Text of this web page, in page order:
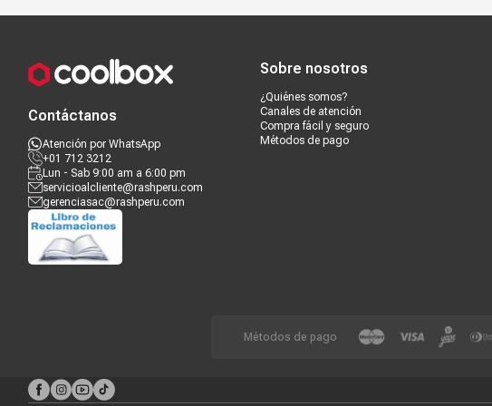
Contáctanos
Atención por WhatsApp
+01 712 3212
Lun - Sab 9:00 am a 6:00 pm
servicioalcliente@rashperu.com
gerenciasac@rashperu.com
Sobre nosotros
¿Quiénes somos?
Canales de atención
Compra fácil y seguro
Métodos de pago
Métodos de pago